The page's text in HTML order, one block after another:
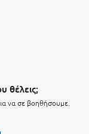
θέλεις;
να σε βοηθήσουμε.